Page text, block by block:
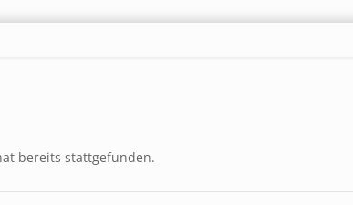
bereits stattgefunden.